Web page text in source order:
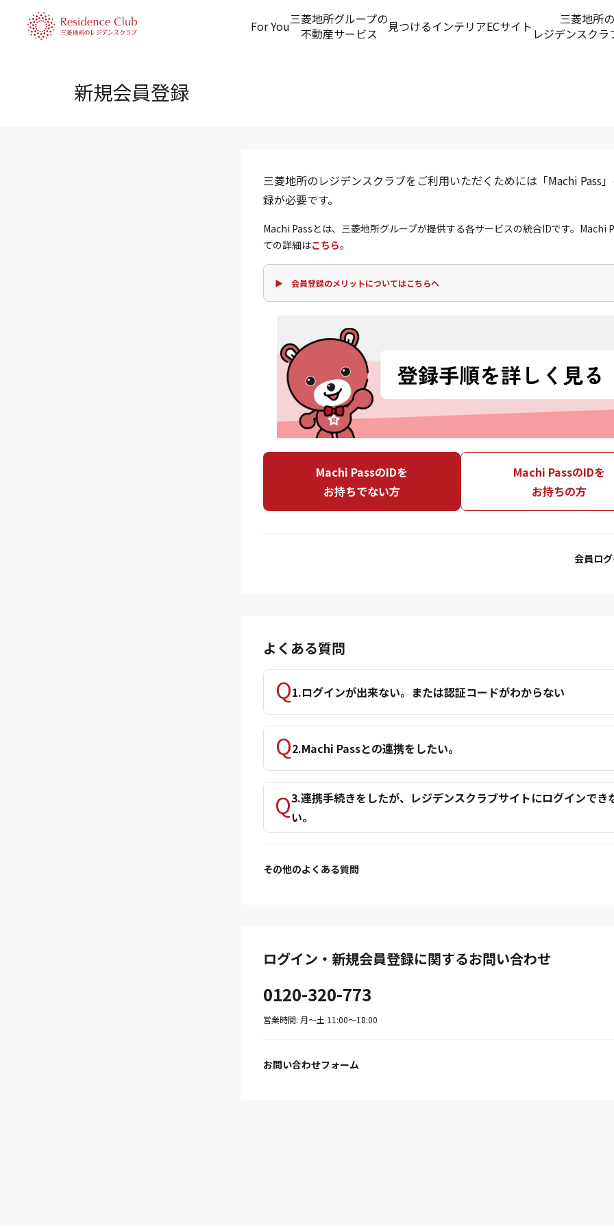
For You三菱地所グループの
不動産サービス
見つけるインテリアECサイト
三菱地所の
レジデンスクラ
新規会員登録
三菱地所のレジデンスクラブをご利用いただくためには「Machi Pass
録が必要です。
Machi Passとは、三菱地所グループが提供する各サービスの統合IDです。Machi
ての詳細はこちら。
▶ 会員登録のメリットについてはこちらへ
Machi PassのIDを
お持ちでない方
Machi PassのIDを
お持ちの方
会員ロ
よくある質問
1.ログインが出来ない。または認証コードがわからない
2.Machi Passとの連携をしたい。
3.連携手続きをしたが、レジデンスクラブサイトにログインでき
い。
その他のよくある質問
ログイン・新規会員登録に関するお問い合わせ
0120-320-773
営業時間: 月〜土 11:00〜18:00
お問い合わせフォーム